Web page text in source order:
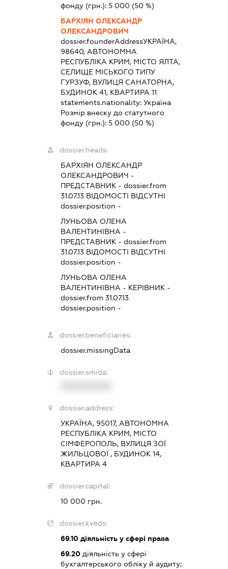
фонду (грн.): 5 000 (50 %)
БАРХІЯН ОЛЕКСАНДР
ОЛЕКСАНДРОВИЧ
dossier.founderAddressУКРАЇНА,
98640, АВТОНОМНА
РЕСПУБЛІКА КРИМ, МІСТО ЯЛТА,
СЕЛИЩЕ МІСЬКОГО ТИПУ
ГУРЗУФ, ВУЛИЦЯ САНАТОРНА,
БУДИНОК 41, КВАРТИРА 11
statements.nationality: Україна
Розмір внеску до статутного
фонду (грн.): 5 000 (50 %)
dossier.heads:
БАРХІЯН ОЛЕКСАНДР
ОЛЕКСАНДРОВИЧ -
ПРЕДСТАВНИК - dossier.from
31.07.13ВІДОМОСТІ ВІДСУТНІ
dossier.position -
ЛУНЬОВА ОЛЕНА
ВАЛЕНТИНІВНА -
ПРЕДСТАВНИК - dossier.from
31.07.13ВІДОМОСТІ ВІДСУТНІ
dossier.position -
ЛУНЬОВА ОЛЕНА
ВАЛЕНТИНІВНА - КЕРІВНИК -
dossier.from 31.07.13
dossier.position -
dossier.beneficiaries:
dossier.missingData
dossier.smida:
dossier.address:
УКРАЇНА, 95017, АВТОНОМНА
РЕСПУБЛІКА КРИМ, МІСТО
СІМФЕРОПОЛЬ, ВУЛИЦЯ ЗОЇ
ЖИЛЬЦОВОЇ , БУДИНОК 14,
КВАРТИРА 4
dossier.capital:
10 000 грн.
dossier.kveds:
69.10діяльність у сфері права
69.20діяльність у сфері
бухгалтерського обліку й аудиту;